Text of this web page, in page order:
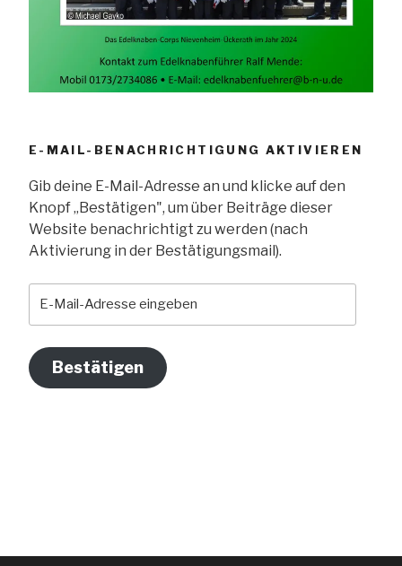
E-MAIL-BENACHRICHTIGUNG AKTIVIEREN
Gib deine E-Mail-Adresse an und klicke auf den
Knopf „Bestätigen", um über Beiträge dieser
Website benachrichtigt zu werden (nach
Aktivierung in der Bestätigungsmail).
Mail-
eingeben
Bestätigen